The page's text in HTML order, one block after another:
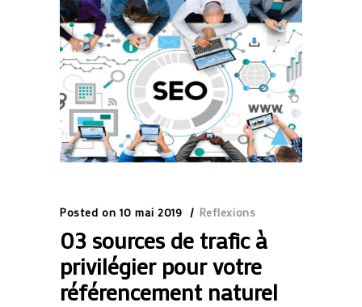
Posted on 10 mai 2019 Reflexions
03 sources de trafic à
privilégier pour votre
référencement naturel